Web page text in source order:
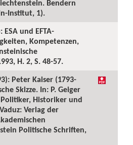
Bendern
Institut, 1).
und EFTA-
Kompetenzen,
H. 2, S. 48-57.
Peter Kaiser (1793-
Skizze. In: P. Geiger
Politiker, Historiker und
Verlag der
Politische Schriften,